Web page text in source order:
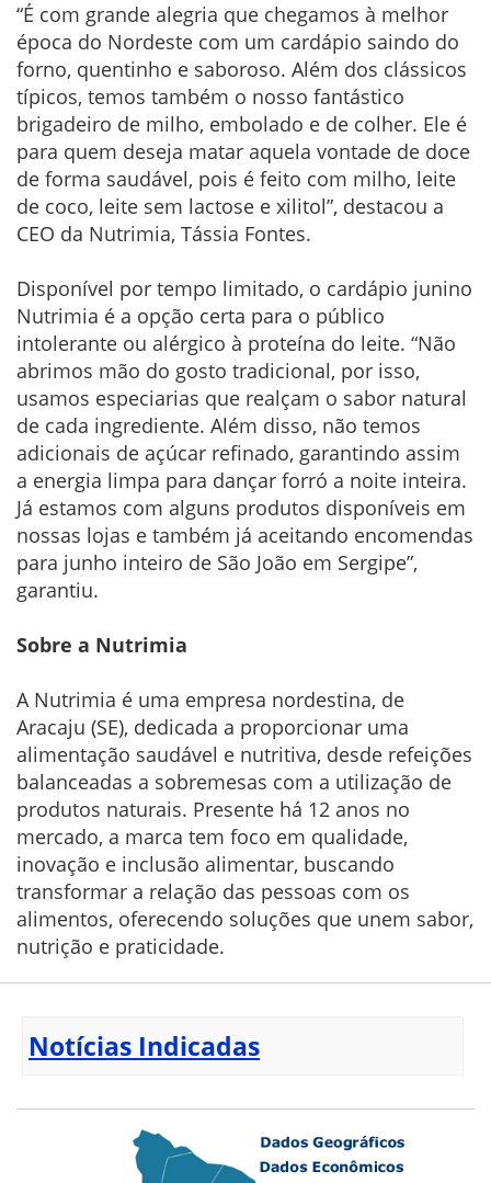
“É com grande alegria que chegamos à melhor
época do Nordeste com um cardápio saindo do
forno, quentinho e saboroso. Além dos clássicos
típicos, temos também o nosso fantástico
brigadeiro de milho, embolado e de colher. Ele é
para quem deseja matar aquela vontade de doce
de forma saudável, pois é feito com milho, leite
de coco, leite sem lactose e xilitol”, destacou a
CEO da Nutrimia, Tássia Fontes.
Disponível por tempo limitado, o cardápio junino
Nutrimia é a opção certa para o público
intolerante ou alérgico à proteína do leite. “Não
abrimos mão do gosto tradicional, por isso,
usamos especiarias que realçam o sabor natural
de cada ingrediente. Além disso, não temos
adicionais de açúcar refinado, garantindo assim
a energia limpa para dançar forró a noite inteira.
Já estamos com alguns produtos disponíveis em
nossas lojas e também já aceitando encomendas
para junho inteiro de São João em Sergipe”,
garantiu.
Sobre a Nutrimia
A Nutrimia é uma empresa nordestina, de
Aracaju (SE), dedicada a proporcionar uma
alimentação saudável e nutritiva, desde refeições
balanceadas a sobremesas com a utilização de
produtos naturais. Presente há 12 anos no
mercado, a marca tem foco em qualidade,
inovação e inclusão alimentar, buscando
transformar a relação das pessoas com os
alimentos, oferecendo soluções que unem sabor,
nutrição e praticidade.
Notícias Indicadas